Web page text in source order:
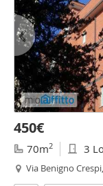
450€
70m2 3
Via Benigno